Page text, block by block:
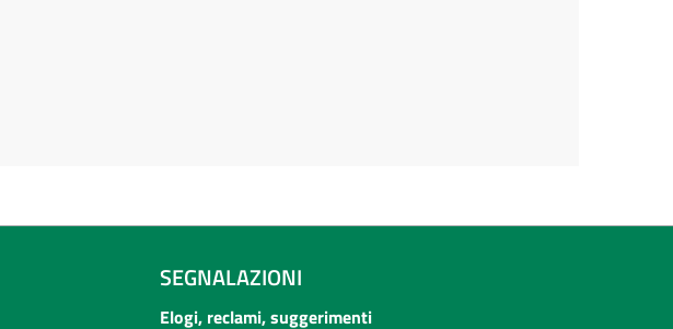
SEGNALAZIONI
Elogi, reclami, suggerimenti